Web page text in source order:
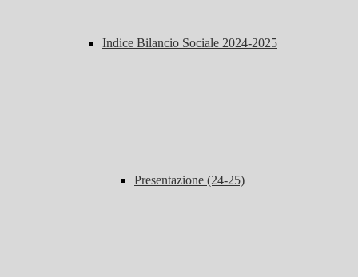
Indice Bilancio Sociale 2024-2025
Presentazione (24-25)